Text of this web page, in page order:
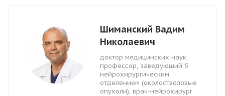
Шиманский Вадим
Николаевич
доктор медицинских наук,
профессор, заведующий 5
нейрохирургическим
отделением (околостволовые
опухоли), врач-нейрохирург